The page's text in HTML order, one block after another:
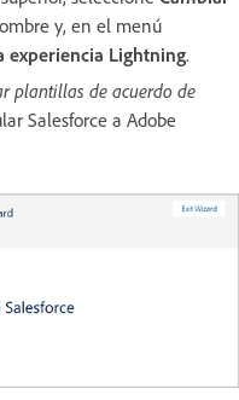
y, en el menú
experiencia Lightning.
plantillas de acuerdo de
Salesforce a Adobe